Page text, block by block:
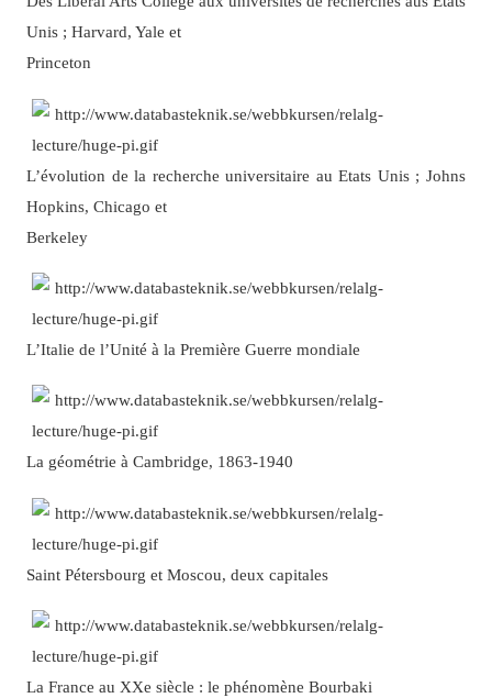
Unis ; Harvard, Yale et
Princeton
L’évolution de la recherche universitaire au Etats Unis ; Johns
Hopkins, Chicago et
Berkeley
L’Italie de l’Unité à la Première Guerre mondiale
La géométrie à Cambridge, 1863-1940
Saint Pétersbourg et Moscou, deux capitales
La France au XXe siècle : le phénomène Bourbaki